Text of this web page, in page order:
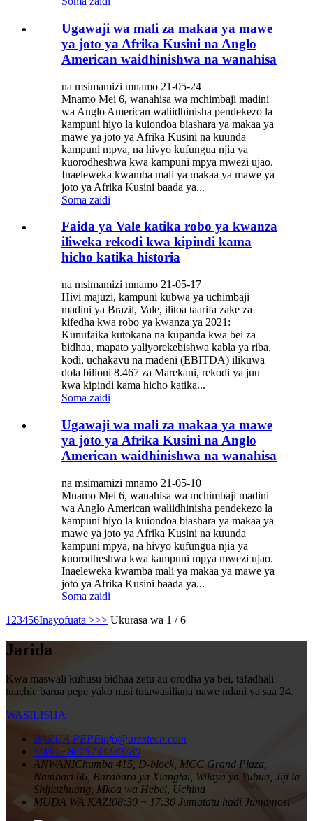
Ugawaji wa mali za makaa ya mawe
ya joto ya Afrika Kusini na Anglo
American waidhinishwa na wanahisa
na msimamizi mnamo 21-05-24
Mnamo Mei 6, wanahisa wa mchimbaji madini
wa Anglo American waliidhinisha pendekezo la
kampuni hiyo la kuiondoa biashara ya makaa ya
mawe ya joto ya Afrika Kusini na kuunda
kampuni mpya, na hivyo kufungua njia ya
kuorodheshwa kwa kampuni mpya mwezi ujao.
Inaeleweka kwamba mali ya makaa ya mawe ya
joto ya Afrika Kusini baada ya...
Soma zaidi
Faida ya Vale katika robo ya kwanza
iliweka rekodi kwa kipindi kama
hicho katika historia
na msimamizi mnamo 21-05-17
Hivi majuzi, kampuni kubwa ya uchimbaji
madini ya Brazil, Vale, ilitoa taarifa zake za
kifedha kwa robo ya kwanza ya 2021:
Kunufaika kutokana na kupanda kwa bei za
bidhaa, mapato yaliyorekebishwa kabla ya riba,
kodi, uchakavu na madeni (EBITDA) ilikuwa
dola bilioni 8.467 za Marekani, rekodi ya juu
kwa kipindi kama hicho katika...
Soma zaidi
Ugawaji wa mali za makaa ya mawe
ya joto ya Afrika Kusini na Anglo
American waidhinishwa na wanahisa
na msimamizi mnamo 21-05-10
Mnamo Mei 6, wanahisa wa mchimbaji madini
wa Anglo American waliidhinisha pendekezo la
kampuni hiyo la kuiondoa biashara ya makaa ya
mawe ya joto ya Afrika Kusini na kuunda
kampuni mpya, na hivyo kufungua njia ya
kuorodheshwa kwa kampuni mpya mwezi ujao.
Inaeleweka kwamba mali ya makaa ya mawe ya
joto ya Afrika Kusini baada ya...
Soma zaidi
1 23456Inayofuata >>> Ukurasa wa 1 / 6
Jarida
Kwa maswali kuhusu bidhaa zetu au orodha ya bei, tafadhali
tuachie barua pepe yako nasi tutawasiliana nawe ndani ya saa 24.
WASILISHA
BARUA PEPEinfo@arextecn.com
SIMU+8615733230780
ANWANIChumba 415, D-block, MCC Grand Plaza,
Nambari 66, Barabara ya Xiangtai, Wilaya ya Yuhua, Jiji la
Shijiazhuang, Mkoa wa Hebei, Uchina
MUDA WA KAZI08:30 ~ 17:30 Jumatatu hadi Jumamosi